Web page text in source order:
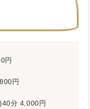
円
円
分 4,000円